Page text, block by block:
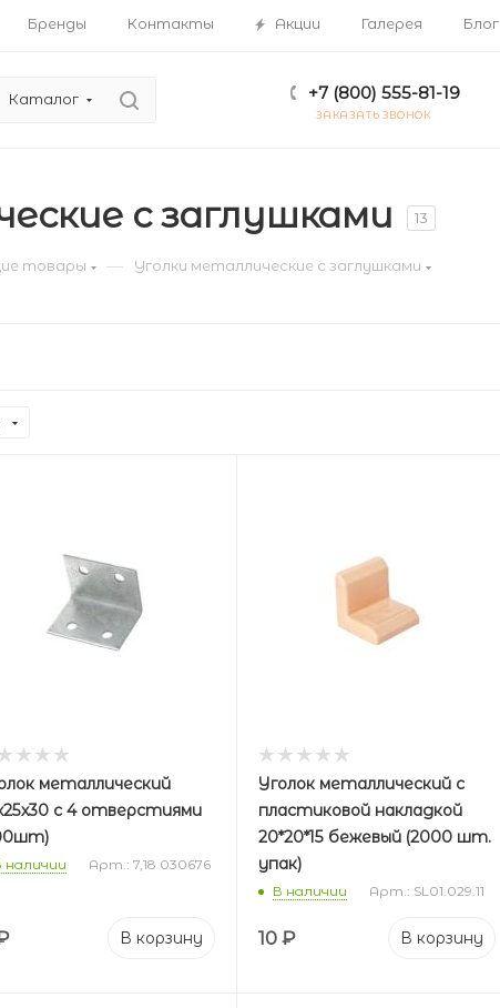
Бренды Контакты Акции Галерея Блог
Каталог +7 (800) 555-81-19
ЗАКАЗАТЬ ЗВОНОК
с заглушками 13
товары — Уголки металлические с заглушками
металлический
с 4 отверстиями
наличии Арт.: 7,18 030676
В корзину
Уголок металлический с
пластиковой накладкой
20*20*15 бежевый (2000 шт.
упак)
В наличии Арт.: SL01.029.11
10 ₽ В корзину